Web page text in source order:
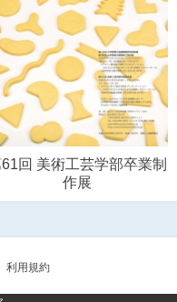
回 美術工芸学部卒業制
作展
利用規約